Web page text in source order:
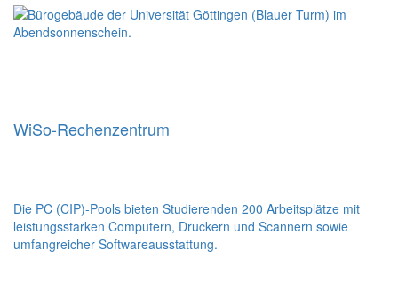
WiSo-Rechenzentrum
Die PC (CIP)-Pools bieten Studierenden 200 Arbeitsplätze mit
leistungsstarken Computern, Druckern und Scannern sowie
umfangreicher Softwareausstattung.